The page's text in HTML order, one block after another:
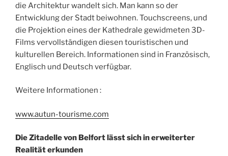
die Architektur wandelt sich. Man kann so der
Entwicklung der Stadt beiwohnen. Touchscreens, und
die Projektion eines der Kathedrale gewidmeten 3D-
Films vervollständigen diesen touristischen und
kulturellen Bereich. Informationen sind in Französisch,
Englisch und Deutsch verfügbar.
Weitere Informationen :
www.autun-tourisme.com
Die Zitadelle von Belfort lässt sich in erweiterter
Realität erkunden